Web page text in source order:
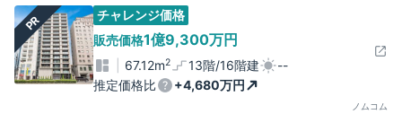
PR
チャレンジ価格
販売価格1億9,300万円
67.12m2 13階/16階建
--
推定価格比
+4,680万円
ノムコム